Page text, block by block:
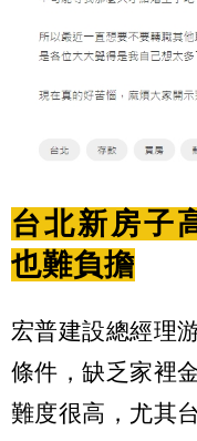
台北新房子
也難負擔
宏普建設總經理
條件，缺乏家裡
難度很高，尤其